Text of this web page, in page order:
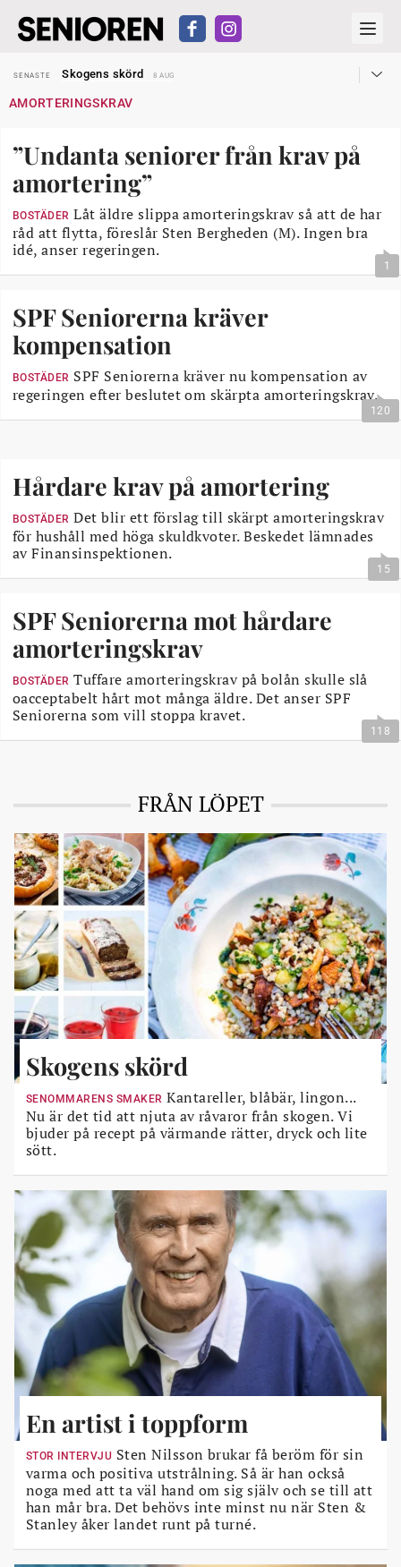
SENASTE
Skogens skörd
8 AUG
SENASTE
Reform för äldre kan bli slag i luften
SENASTE
Snart kan telefonförsäljning förbjudas i Sverige
29 JUL
SENASTE
Hyror rusar ifrån äldres bostadstillägg
28 JUL
SENASTE
Skogens skörd
AMORTERINGSKRAV
”Undanta seniorer från krav på
amortering”
BOSTÄDER Låt äldre slippa amorteringskrav så att de har
råd att flytta, föreslår Sten Bergheden (M). Ingen bra
idé, anser regeringen.
1
SPF Seniorerna kräver
kompensation
BOSTÄDER SPF Seniorerna kräver nu kompensation av
regeringen efter beslutet om skärpta amorteringskrav.
120
Hårdare krav på amortering
BOSTÄDER Det blir ett förslag till skärpt amorteringskrav
för hushåll med höga skuldkvoter. Beskedet lämnades
av Finansinspektionen.
15
SPF Seniorerna mot hårdare
amorteringskrav
BOSTÄDER Tuffare amorteringskrav på bolån skulle slå
oacceptabelt hårt mot många äldre. Det anser SPF
Seniorerna som vill stoppa kravet.
118
FRÅN LÖPET
Skogens skörd
SENOMMARENS SMAKER Kantareller, blåbär, lingon...
Nu är det tid att njuta av råvaror från skogen. Vi
bjuder på recept på värmande rätter, dryck och lite
sött.
En artist i toppform
STOR INTERVJU Sten Nilsson brukar få beröm för sin
varma och positiva utstrålning. Så är han också
noga med att ta väl hand om sig själv och se till att
han mår bra. Det behövs inte minst nu när Sten &
Stanley åker landet runt på turné.